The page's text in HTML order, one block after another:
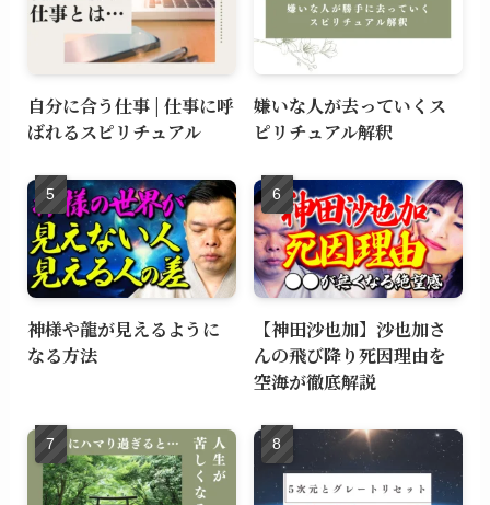
自分に合う仕事 | 仕事に呼
ばれるスピリチュアル
嫌いな人が去っていくス
ピリチュアル解釈
神様や龍が見えるように
なる方法
【神田沙也加】沙也加さ
んの飛び降り死因理由を
空海が徹底解説